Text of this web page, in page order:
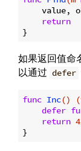
value,
return
如果返回值命
以通过 defer
func Inc()
defer
return